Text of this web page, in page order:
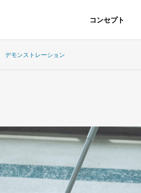
コンセプト
デモンストレーション